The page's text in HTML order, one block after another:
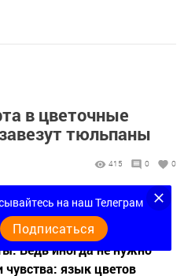
в цветочные
тюльпаны
415 0 0
женский день -
атрибутом
Ведь иногда не нужно
язык цветов
на наш Телеграм
Подписаться